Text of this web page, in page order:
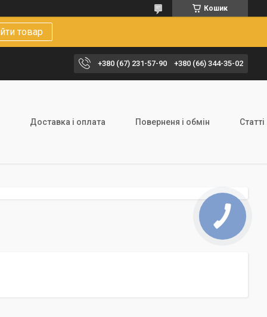
Кошик
товар
+380 (67) 231-57-90 +380 (66) 344-35-02
Доставка і оплата Поверненя і обмін Статті